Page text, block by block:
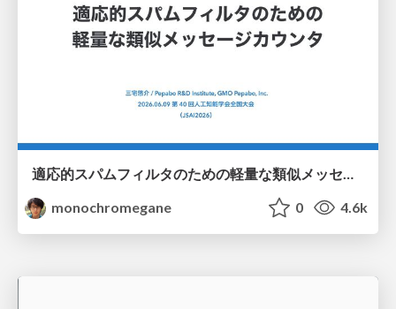
monochromegane
0 4.6k